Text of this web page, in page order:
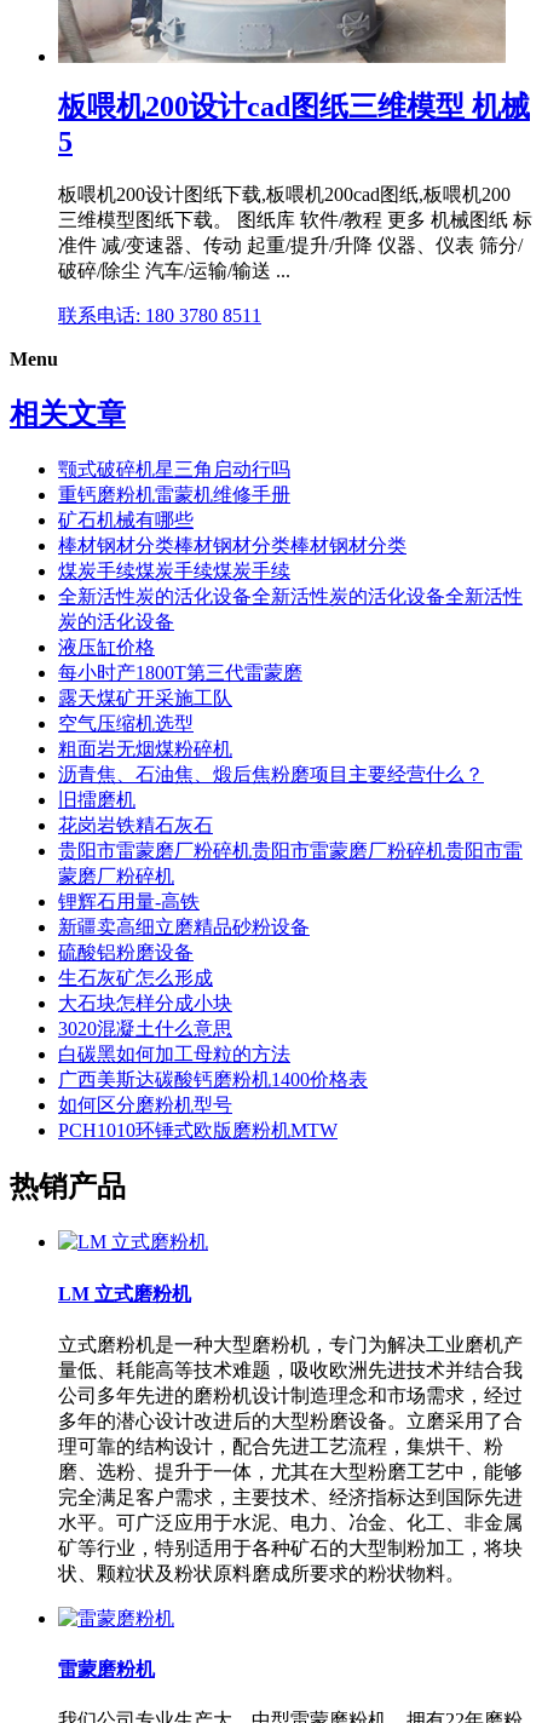
板喂机200设计cad图纸三维模型 机械
5
板喂机200设计图纸下载,板喂机200cad图纸,板喂机200
三维模型图纸下载。 图纸库 软件/教程 更多 机械图纸 标
准件 减/变速器、传动 起重/提升/升降 仪器、仪表 筛分/
破碎/除尘 汽车/运输/输送 ...
联系电话: 180 3780 8511
Menu
相关文章
颚式破碎机星三角启动行吗
重钙磨粉机雷蒙机维修手册
矿石机械有哪些
棒材钢材分类棒材钢材分类棒材钢材分类
煤炭手续煤炭手续煤炭手续
全新活性炭的活化设备全新活性炭的活化设备全新活性
炭的活化设备
液压缸价格
每小时产1800T第三代雷蒙磨
露天煤矿开采施工队
空气压缩机选型
粗面岩无烟煤粉碎机
沥青焦、石油焦、煅后焦粉磨项目主要经营什么？
旧擂磨机
花岗岩铁精石灰石
贵阳市雷蒙磨厂粉碎机贵阳市雷蒙磨厂粉碎机贵阳市雷
蒙磨厂粉碎机
锂辉石用量-高铁
新疆卖高细立磨精品砂粉设备
硫酸铝粉磨设备
生石灰矿怎么形成
大石块怎样分成小块
3020混凝土什么意思
白碳黑如何加工母粒的方法
广西美斯达碳酸钙磨粉机1400价格表
如何区分磨粉机型号
PCH1010环锤式欧版磨粉机MTW
热销产品
LM 立式磨粉机
立式磨粉机是一种大型磨粉机，专门为解决工业磨机产
量低、耗能高等技术难题，吸收欧洲先进技术并结合我
公司多年先进的磨粉机设计制造理念和市场需求，经过
多年的潜心设计改进后的大型粉磨设备。立磨采用了合
理可靠的结构设计，配合先进工艺流程，集烘干、粉
磨、选粉、提升于一体，尤其在大型粉磨工艺中，能够
完全满足客户需求，主要技术、经济指标达到国际先进
水平。可广泛应用于水泥、电力、冶金、化工、非金属
矿等行业，特别适用于各种矿石的大型制粉加工，将块
状、颗粒状及粉状原料磨成所要求的粉状物料。
雷蒙磨粉机